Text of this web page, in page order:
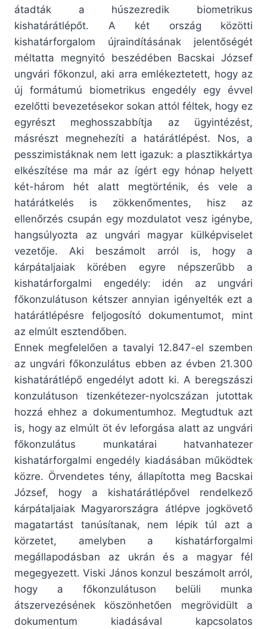
átadták a húszezredik biometrikus
kishatárátlépőt. A két ország közötti
kishatárforgalom újraindításának jelentőségét
méltatta megnyitó beszédében Bacskai József
ungvári főkonzul, aki arra emlékeztetett, hogy az
új formátumú biometrikus engedély egy évvel
ezelőtti bevezetésekor sokan attól féltek, hogy ez
egyrészt meghosszabbítja az ügyintézést,
másrészt megnehezíti a határátlépést. Nos, a
pesszimistáknak nem lett igazuk: a plasztikkártya
elkészítése ma már az ígért egy hónap helyett
két-három hét alatt megtörténik, és vele a
határátkelés is zökkenőmentes, hisz az
ellenőrzés csupán egy mozdulatot vesz igénybe,
hangsúlyozta az ungvári magyar külképviselet
vezetője. Aki beszámolt arról is, hogy a
kárpátaljaiak körében egyre népszerűbb a
kishatárforgalmi engedély: idén az ungvári
főkonzulátuson kétszer annyian igényelték ezt a
határátlépésre feljogosító dokumentumot, mint
az elmúlt esztendőben.
Ennek megfelelően a tavalyi 12.847-el szemben
az ungvári főkonzulátus ebben az évben 21.300
kishatárátlépő engedélyt adott ki. A beregszászi
konzulátuson tizenkétezer-nyolcszázan jutottak
hozzá ehhez a dokumentumhoz. Megtudtuk azt
is, hogy az elmúlt öt év leforgása alatt az ungvári
főkonzulátus munkatárai hatvanhatezer
kishatárforgalmi engedély kiadásában működtek
közre. Örvendetes tény, állapította meg Bacskai
József, hogy a kishatárátlépővel rendelkező
kárpátaljaiak Magyarországra átlépve jogkövető
magatartást tanúsítanak, nem lépik túl azt a
körzetet, amelyben a kishatárforgalmi
megállapodásban az ukrán és a magyar fél
megegyezett. Viski János konzul beszámolt arról,
hogy a főkonzulátuson belüli munka
átszervezésének köszönhetően megrövidült a
dokumentum kiadásával kapcsolatos